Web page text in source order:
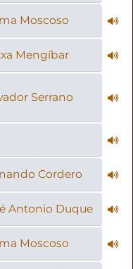
Moscoso
Mengíbar
Serrano
Cordero
Antonio Duque
Moscoso